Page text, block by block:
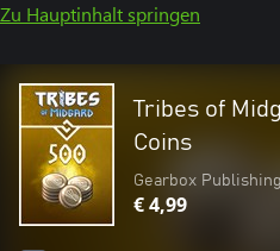
Zu Hauptinhalt springen
Tribes of
Coins
Gearbox Publishing
€ 4,99